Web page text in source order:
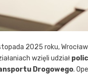
2025 roku,
wzięli udział
Drogowego.